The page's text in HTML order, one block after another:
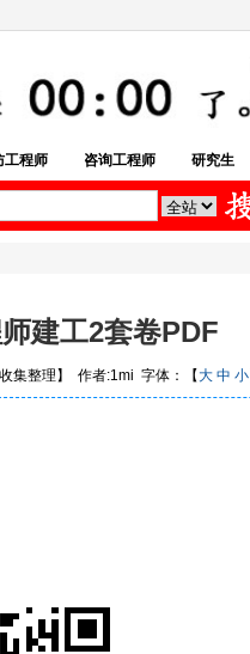
工程师 咨询工程师 研究生
建工2套卷PDF
集整理】 作者:1mi 字体：【大 中 小